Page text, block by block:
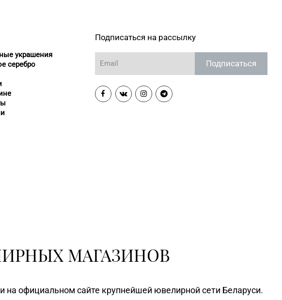
украшения
серебро
Подписаться на рассылку
Подписаться
МАГАЗИНОВ
на официальном сайте крупнейшей ювелирной сети Беларуси.